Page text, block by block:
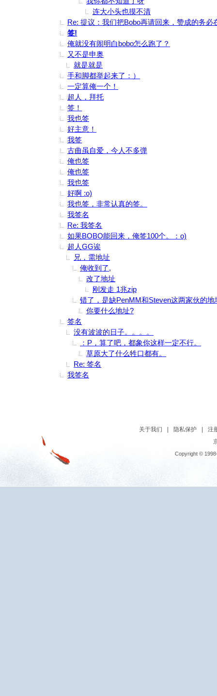
连大小头也摸不清
Re: 提议：我们把Bobo再请回来，赞成的务必
签!
俺就没有闹明白bobo怎么跑了？
又不是申奥
就是就是
手和脚都举起来了：）
一定算俺一个！
超人，拜托
签！
我也签
好主意！
我签
古曲虽自爱，今人不多弹
俺也签
俺也签
我也签
好啊 :o)
我也签，非常认真的签。
我签名
Re: 我签名
如果BOBO能回来，俺签100个。：o)
超人GG诶
兄，需地址
俺收到了,
改了地址
刚发走 1兆zip
错了，是缺PenMM和Steven这两家伙的地
你要什么地址?
签名
没有波波的日子。。。。
：P，算了吧，都象你这样一定不行。
草原大了什么牲口都有。
Re: 签名
我签名
关于我们 隐私保护
注
Copyright ©